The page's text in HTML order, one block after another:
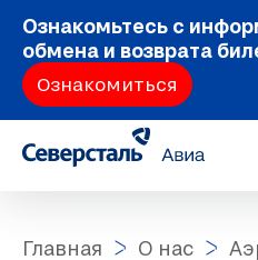
Ознакомьтесь с
обмена и возврата
Ознакомиться
Главная О нас